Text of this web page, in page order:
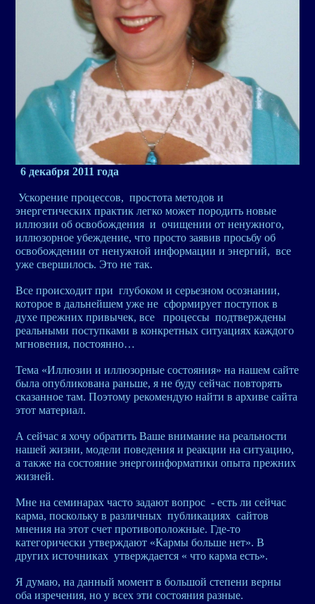
6 декабря 2011 года
Ускорение процессов, простота методов и
энергетических практик легко может породить новые
иллюзии об освобождения и очищении от ненужного,
иллюзорное убеждение, что просто заявив просьбу об
освобождении от ненужной информации и энергий, все
уже свершилось. Это не так.
Все происходит при глубоком и серьезном осознании,
которое в дальнейшем уже не сформирует поступок в
духе прежних привычек, все процессы подтверждены
реальными поступками в конкретных ситуациях каждого
мгновения, постоянно…
Тема «Иллюзии и иллюзорные состояния» на нашем сайте
была опубликована раньше, я не буду сейчас повторять
сказанное там. Поэтому рекомендую найти в архиве сайта
этот материал.
А сейчас я хочу обратить Ваше внимание на реальности
нашей жизни, модели поведения и реакции на ситуацию,
а также на состояние энергоинформатики опыта прежних
жизней.
Мне на семинарах часто задают вопрос - есть ли сейчас
карма, поскольку в различных публикациях сайтов
мнения на этот счет противоположные. Где-то
категорически утверждают «Кармы больше нет». В
других источниках утверждается « что карма есть».
Я думаю, на данный момент в большой степени верны
оба изречения, но у всех эти состояния разные.